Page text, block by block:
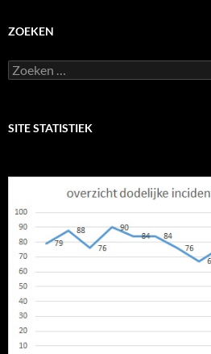
ZOEKEN
Zoeken
naar:
SITE STATISTIEK